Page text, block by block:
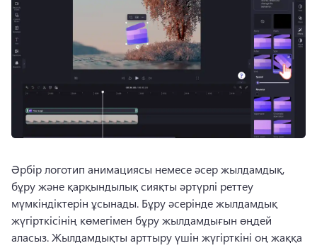
Әрбір логотип анимациясы немесе әсер жылдамдық,
бұру және қарқындылық сияқты әртүрлі реттеу
мүмкіндіктерін ұсынады. Бұру әсерінде жылдамдық
жүгірткісінің көмегімен бұру жылдамдығын өңдей
аласыз. Жылдамдықты арттыру үшін жүгірткіні оң жаққа